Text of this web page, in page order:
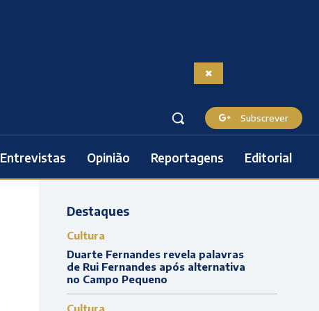
Subscrever
Entrevistas Opinião Reportagens Editorial
Destaques
Cultura
Duarte Fernandes revela palavras
de Rui Fernandes após alternativa
no Campo Pequeno
Cultura